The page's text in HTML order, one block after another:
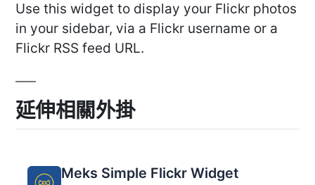
Use this widget to display your Flickr photos
in your sidebar, via a Flickr username or a
Flickr RSS feed URL.
延伸相關外掛
Meks Simple Flickr Widget